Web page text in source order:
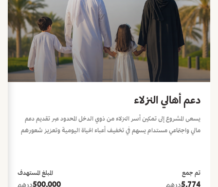
دعم أهالي النزلاء
يسعى المشروع إلى تمكين أسر النزلاء من ذوي الدخل المحدود عبر تقديم دعم
مالي واجتماعي مستدام يسهم في تخفيف أعباء الحياة اليومية وتعزيز شعورهم
تم جمع المبلغ المستهدف